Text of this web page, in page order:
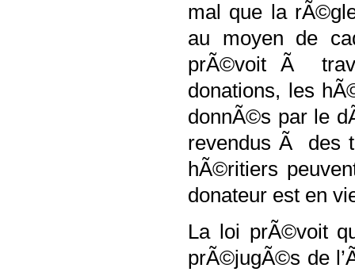
mal que la
au moyen de
prÃ©voit Ã
donations, les
donnÃ©s par le
revendus Ã des
hÃ©ritiers
donateur est en
La loi prÃ©voit
prÃ©jugÃ©s de